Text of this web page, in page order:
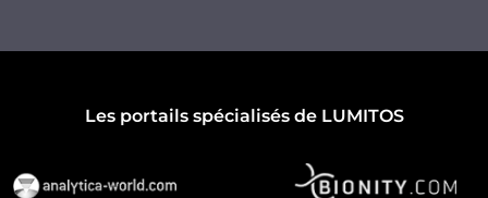
Les portails spécialisés de LUMITOS